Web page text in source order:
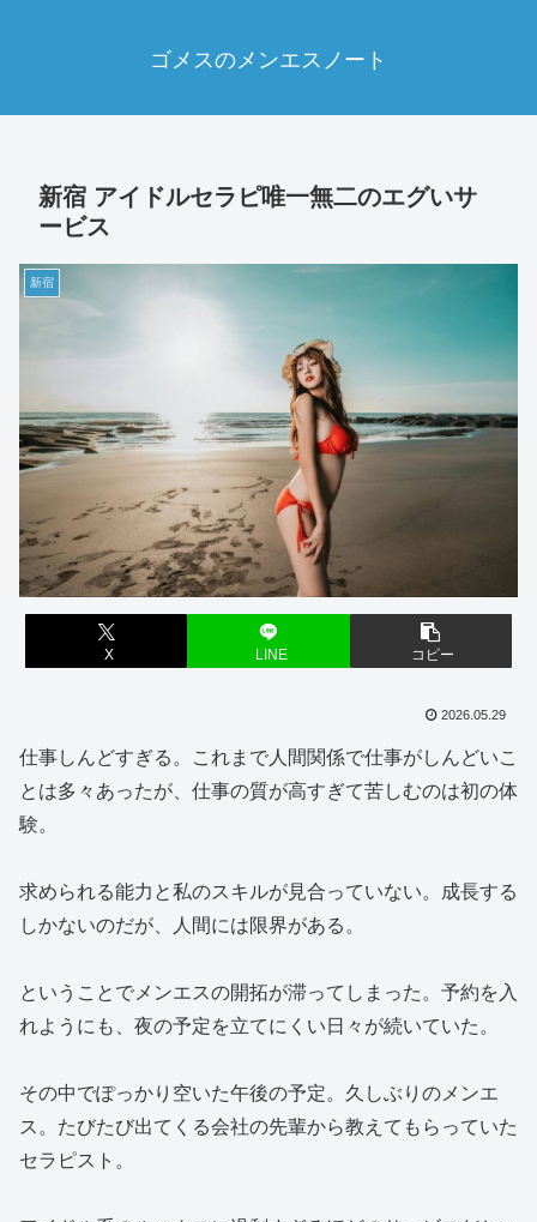
ゴメスのメンエスノート
新宿 アイドルセラピ唯一無二のエグいサ
ービス
新宿
X LINE コピー
2026.05.29
仕事しんどすぎる。これまで人間関係で仕事がしんどいこ
とは多々あったが、仕事の質が高すぎて苦しむのは初の体
験。
求められる能力と私のスキルが見合っていない。成長する
しかないのだが、人間には限界がある。
ということでメンエスの開拓が滞ってしまった。予約を入
れようにも、夜の予定を立てにくい日々が続いていた。
その中でぽっかり空いた午後の予定。久しぶりのメンエ
ス。たびたび出てくる会社の先輩から教えてもらっていた
セラピスト。